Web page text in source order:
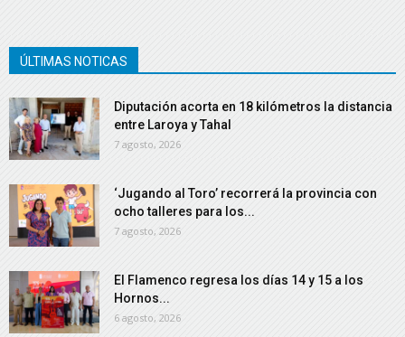
ÚLTIMAS NOTICAS
Diputación acorta en 18 kilómetros la distancia
entre Laroya y Tahal
7 agosto, 2026
‘Jugando al Toro’ recorrerá la provincia con
ocho talleres para los...
7 agosto, 2026
El Flamenco regresa los días 14 y 15 a los
Hornos...
6 agosto, 2026